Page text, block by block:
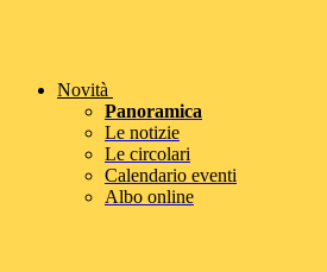
Novità
Panoramica
Le notizie
Le circolari
Calendario eventi
Albo online